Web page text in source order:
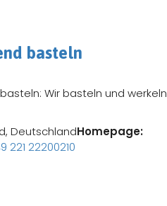
basteln
Wir basteln und werkeln
DeutschlandHomepage:
221 22200210